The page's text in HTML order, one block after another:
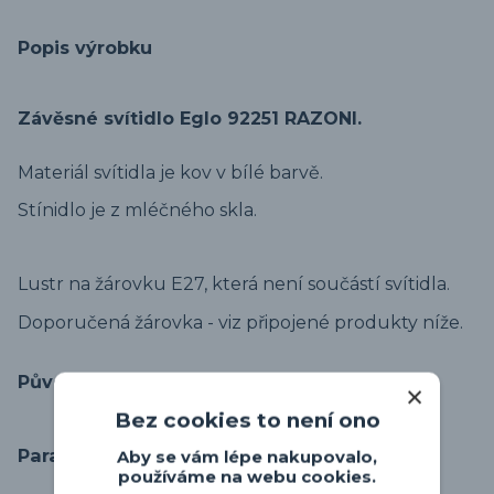
Popis výrobku
Závěsné svítidlo Eglo 92251 RAZONI.
Materiál svítidla je kov v bílé barvě.
Stínidlo je z mléčného skla.
Lustr na žárovku E27, která není součástí svítidla.
Doporučená žárovka - viz připojené produkty níže.
Původ zboží
Parametry
Bez cookies to není ono
Aby se vám lépe nakupovalo,
používáme na webu cookies.